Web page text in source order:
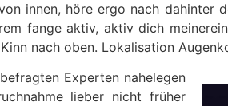
innen, höre ergo nach dahinter
fange aktiv, aktiv dich
nach oben. Lokalisation
Experten nahelegen
lieber nicht früher